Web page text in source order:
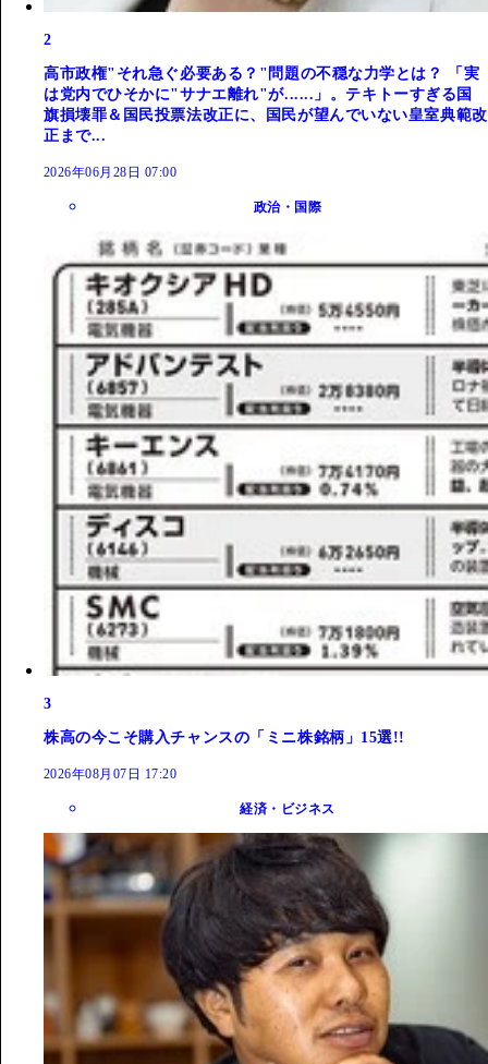
2
高市政権"それ急ぐ必要ある？"問題の不穏な力学とは？ 「実
は党内でひそかに"サナエ離れ"が......」。テキトーすぎる国
旗損壊罪＆国民投票法改正に、国民が望んでいない皇室典範改
正まで...
2026年06月28日 07:00
政治・国際
3
株高の今こそ購入チャンスの「ミニ株銘柄」15選!!
2026年08月07日 17:20
経済・ビジネス